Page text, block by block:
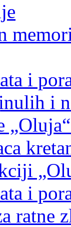
i
i
i
ratne